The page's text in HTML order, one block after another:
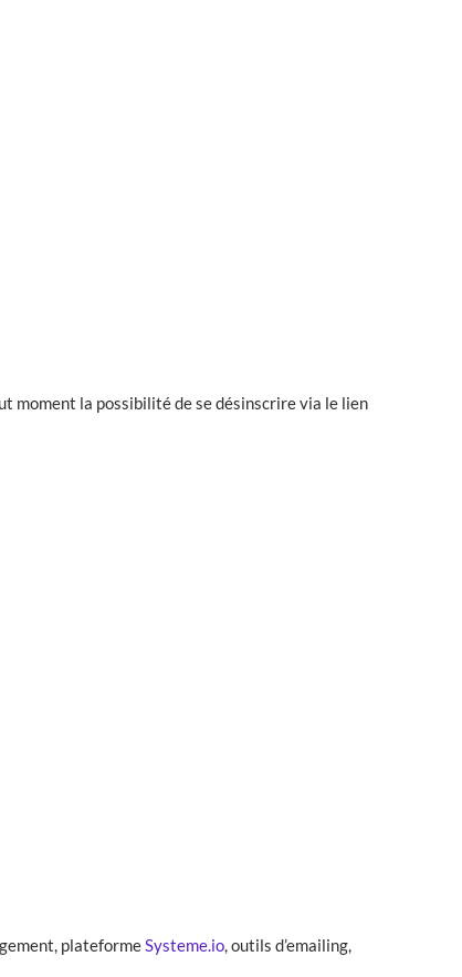
moment la possibilité de se désinscrire via le lien
plateformeSysteme.io, outils d’emailing,